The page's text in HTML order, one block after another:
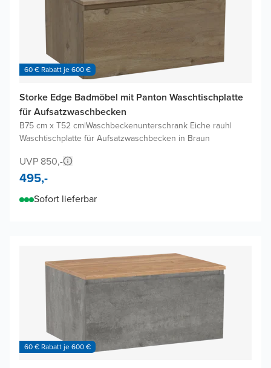
60 € Rabatt je 600 €
Storke Edge Badmöbel mit Panton Waschtischplatte
für Aufsatzwaschbecken
B75 cm x T52 cm|Waschbeckenunterschrank Eiche rauh|
Waschtischplatte für Aufsatzwaschbecken in Braun
UVP 850,-
495,-
Sofort lieferbar
60 € Rabatt je 600 €